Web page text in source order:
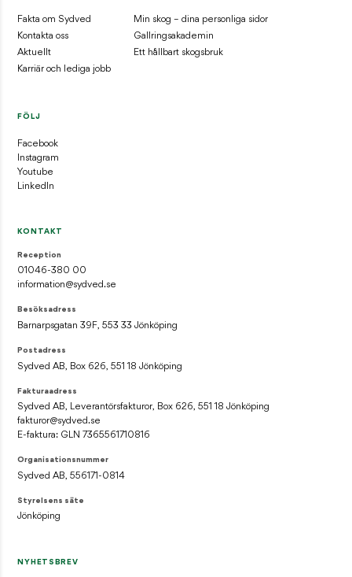
Fakta om Sydved
Kontakta oss
Aktuellt
Karriär och lediga jobb
Min skog – dina personliga sidor
Gallringsakademin
Ett hållbart skogsbruk
FÖLJ
Facebook
Instagram
Youtube
LinkedIn
KONTAKT
Reception
01046-380 00
information@sydved.se
Besöksadress
Barnarpsgatan 39F, 553 33 Jönköping
Postadress
Sydved AB, Box 626, 551 18 Jönköping
Fakturaadress
Sydved AB, Leverantörsfakturor, Box 626, 551 18 Jönköping
fakturor@sydved.se
E-faktura: GLN 7365561710816
Organisationsnummer
Sydved AB, 556171-0814
Styrelsens säte
Jönköping
NYHETSBREV